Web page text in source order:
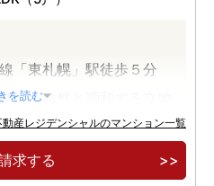
「東札幌」駅徒歩５分
接、自然と調和する立地
ファインバブル給湯シス
を読む
産レジデンシャルのマンション一覧
求する